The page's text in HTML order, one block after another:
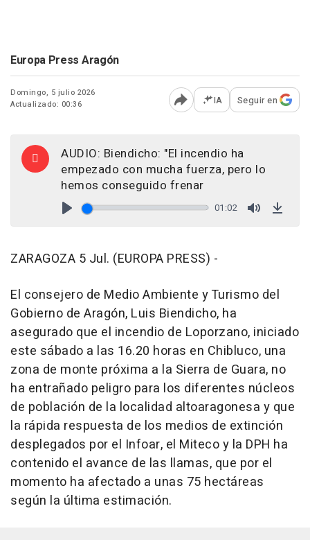
Europa Press Aragón
Domingo, 5 julio 2026
Actualizado: 00:36
Abrir opciones para
IA Seguir en
AUDIO: Biendicho: "El incendio ha
empezado con mucha fuerza, pero lo
hemos conseguido frenar
01:02
ZARAGOZA 5 Jul. (EUROPA PRESS) -
El consejero de Medio Ambiente y Turismo del
Gobierno de Aragón, Luis Biendicho, ha
asegurado que el incendio de Loporzano, iniciado
este sábado a las 16.20 horas en Chibluco, una
zona de monte próxima a la Sierra de Guara, no
ha entrañado peligro para los diferentes núcleos
de población de la localidad altoaragonesa y que
la rápida respuesta de los medios de extinción
desplegados por el Infoar, el Miteco y la DPH ha
contenido el avance de las llamas, que por el
momento ha afectado a unas 75 hectáreas
según la última estimación.